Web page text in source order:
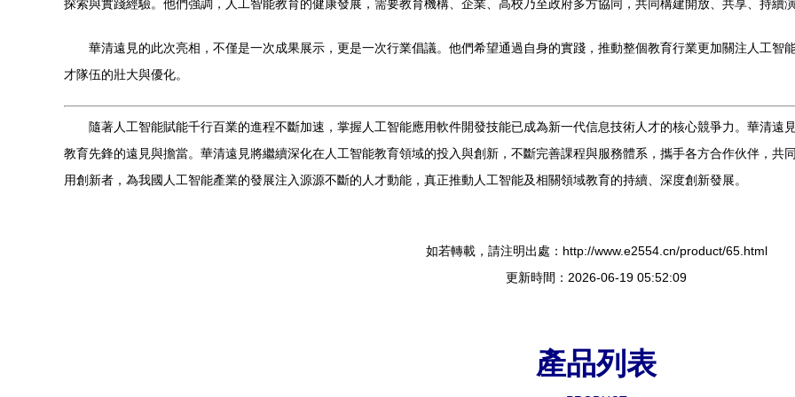
探索與實踐經驗。他們強調，人工智能教育的健康發展，需要教育機構、企業、高校乃至政府多方協同，共同構建開放、共享、持續
華清遠見的此次亮相，不僅是一次成果展示，更是一次行業倡議。他們希望通過自身的實踐，推動整個教育行業更加關注人工智
才隊伍的壯大與優化。
隨著人工智能賦能千行百業的進程不斷加速，掌握人工智能應用軟件開發技能已成為新一代信息技術人才的核心競爭力。華清遠
教育先鋒的遠見與擔當。華清遠見將繼續深化在人工智能教育領域的投入與創新，不斷完善課程與服務體系，攜手各方合作伙伴，共
用創新者，為我國人工智能產業的發展注入源源不斷的人才動能，真正推動人工智能及相關領域教育的持續、深度創新發展。
如若轉載，請注明出處：http://www.e2554.cn/product/65.html
更新時間：2026-06-19 05:52:09
產品列表